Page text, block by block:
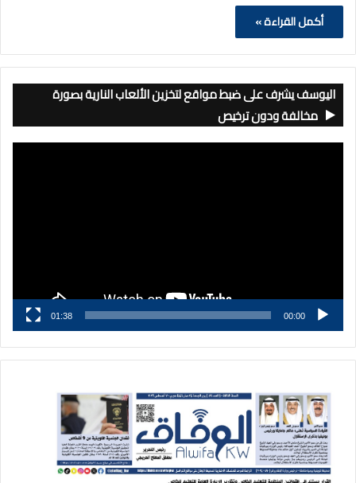
أكمل القراءة »
اليوسف يشرف على ضبط مواقع لتخزين الألعاب النارية بصورة
مخالفة ودون ترخيص
00:00
01:38